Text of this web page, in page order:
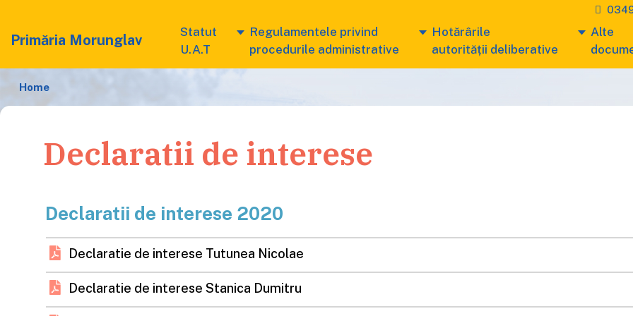
Primăria Morunglav
Statut
U.A.T
Regulamentele privind
procedurile administrative
Hotărârile
autorității deliberative
Alte
Home
Declaratii de interese
Declaratii de interese 2020
Declaratie de interese Tutunea Nicolae
Declaratie de interese Stanica Dumitru